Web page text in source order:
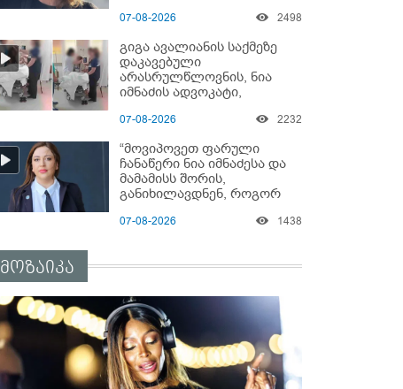
ამზადებდა მოსწავლეებს! -
ვისაც გიგა სექსუალურად
ავიწროებდა” - ეკა კუპატაძე
07-08-2026 2498
გიგა ავალიანის საქმეზე
დაკავებული
არასრულწლოვნის, ნია
იმნაძის ადვოკატი,
გადაღებულ კადრებს
07-08-2026 2232
“მოვიპოვეთ ფარული
ჩანაწერი ნია იმნაძესა და
მამამისს შორის,
განიხილავდნენ, როგორ
დანაშაული” - რას ამბობს
07-08-2026 1438
მოზაიკა